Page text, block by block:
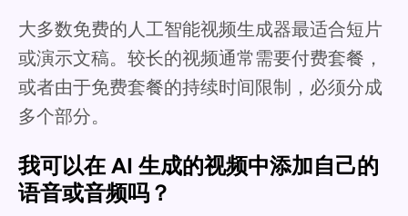
大多数免费的人工智能视频生成器最适合短片
或演示文稿。较长的视频通常需要付费套餐，
或者由于免费套餐的持续时间限制，必须分成
多个部分。
我可以在 AI 生成的视频中添加自己的
语音或音频吗？